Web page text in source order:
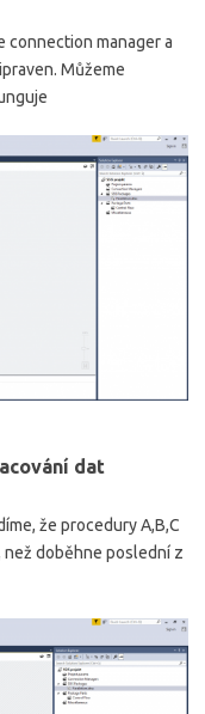
connection manager a
Můžeme
dat
že procedury A,B,C
než doběhne poslední z